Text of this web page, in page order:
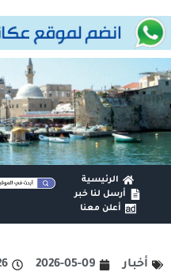
الرئيسية
أرسل لنا خبر
أعلن معنا
أخبار 2026-05-09